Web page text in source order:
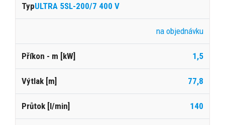
ULTRA 5SL-200/7 400 V
na objednávku
1,5
77,8
140